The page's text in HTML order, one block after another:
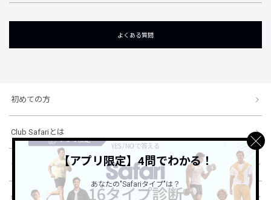
よくある質問
初めての方
Club Safariとは
ショッピングガイド
会社概要・規約
【アプリ限定】4問でわかる！
あなたの"Safariタイプ"は？